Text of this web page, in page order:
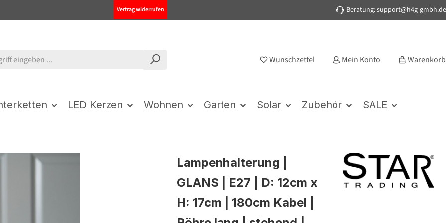
Vertrag widerrufen Beratung: support@h4g-gmbh.de
Wunschzettel Mein Konto Warenkorb
LED Kerzen Wohnen Garten Solar Zubehör SALE
Lampenhalterung |
GLANS | E27 | D: 12cm x
H: 17cm | 180cm Kabel |